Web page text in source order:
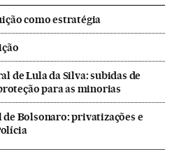
como estratégia
de Lula da Silva: subidas de
para as minorias
Bolsonaro: privatizações e